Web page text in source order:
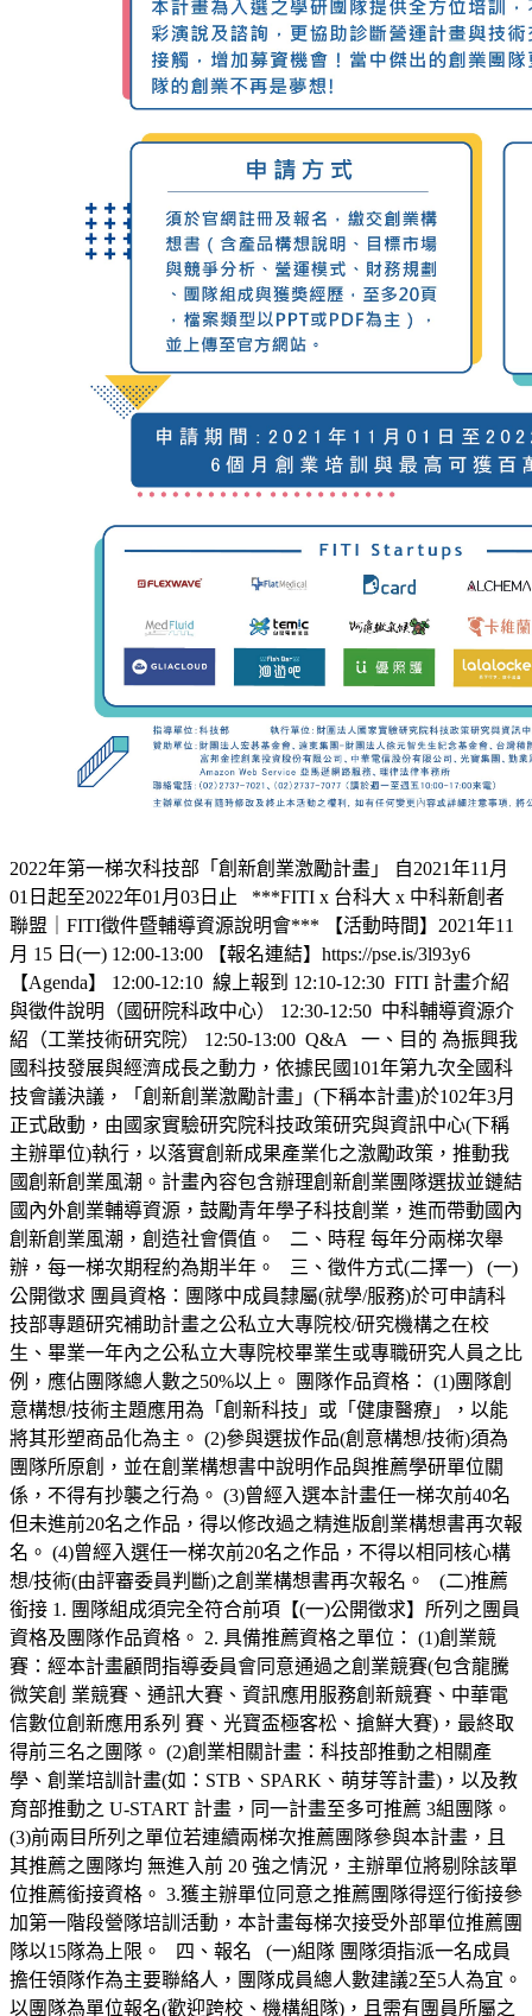
2022年第一梯次科技部「創新創業激勵計畫」 自2021年11月
01日起至2022年01月03日止 ***FITI x 台科大 x 中科新創者
聯盟｜FITI徵件暨輔導資源說明會*** 【活動時間】2021年11
月 15 日(一) 12:00-13:00 【報名連結】https://pse.is/3l93y6
【Agenda】 12:00-12:10 線上報到 12:10-12:30 FITI 計畫介紹
與徵件說明（國研院科政中心） 12:30-12:50 中科輔導資源介
紹（工業技術研究院） 12:50-13:00 Q&A 一、目的 為振興我
國科技發展與經濟成長之動力，依據民國101年第九次全國科
技會議決議，「創新創業激勵計畫」(下稱本計畫)於102年3月
正式啟動，由國家實驗研究院科技政策研究與資訊中心(下稱
主辦單位)執行，以落實創新成果產業化之激勵政策，推動我
國創新創業風潮。計畫內容包含辦理創新創業團隊選拔並鏈結
國內外創業輔導資源，鼓勵青年學子科技創業，進而帶動國內
創新創業風潮，創造社會價值。 二、時程 每年分兩梯次舉
辦，每一梯次期程約為期半年。 三、徵件方式(二擇一) (一)
公開徵求 團員資格：團隊中成員隸屬(就學/服務)於可申請科
技部專題研究補助計畫之公私立大專院校/研究機構之在校
生、畢業一年內之公私立大專院校畢業生或專職研究人員之比
例，應佔團隊總人數之50%以上。 團隊作品資格： (1)團隊創
意構想/技術主題應用為「創新科技」或「健康醫療」，以能
將其形塑商品化為主。 (2)參與選拔作品(創意構想/技術)須為
團隊所原創，並在創業構想書中說明作品與推薦學研單位關
係，不得有抄襲之行為。 (3)曾經入選本計畫任一梯次前40名
但未進前20名之作品，得以修改過之精進版創業構想書再次報
名。 (4)曾經入選任一梯次前20名之作品，不得以相同核心構
想/技術(由評審委員判斷)之創業構想書再次報名。 (二)推薦
銜接 1. 團隊組成須完全符合前項【(一)公開徵求】所列之團員
資格及團隊作品資格。 2. 具備推薦資格之單位： (1)創業競
賽：經本計畫顧問指導委員會同意通過之創業競賽(包含龍騰
微笑創 業競賽、通訊大賽、資訊應用服務創新競賽、中華電
信數位創新應用系列 賽、光寶盃極客松、搶鮮大賽)，最終取
得前三名之團隊。 (2)創業相關計畫：科技部推動之相關產
學、創業培訓計畫(如：STB、SPARK、萌芽等計畫)，以及教
育部推動之 U-START 計畫，同一計畫至多可推薦 3組團隊。
(3)前兩目所列之單位若連續兩梯次推薦團隊參與本計畫，且
其推薦之團隊均 無進入前 20 強之情況，主辦單位將剔除該單
位推薦銜接資格。 3.獲主辦單位同意之推薦團隊得逕行銜接參
加第一階段營隊培訓活動，本計畫每梯次接受外部單位推薦團
隊以15隊為上限。 四、報名 (一)組隊 團隊須指派一名成員
擔任領隊作為主要聯絡人，團隊成員總人數建議2至5人為宜。
以團隊為單位報名(歡迎跨校、機構組隊)，且需有團員所屬之